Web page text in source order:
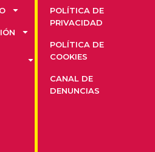
POLÍTICA DE
PRIVACIDAD
POLÍTICA DE
COOKIES
CANAL DE
DENUNCIAS